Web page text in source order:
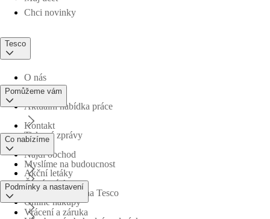
Chci novinky
Tesco
O nás
Aktuální nabídka práce
Tiskové zprávy
Myslíme na budoucnost
Obchodní skupina Tesco
Pomůžeme vám
Kontakt
Najdi obchod
Časté otázky
Vrácení a záruka
Co nabízíme
Akční letáky
Online nákupy
Podmínky a nastavení